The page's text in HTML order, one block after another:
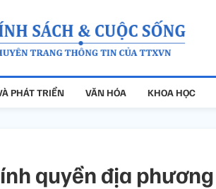
PHÁT TRIỂN VĂN HÓA KHOA HỌC
quyền địa phương